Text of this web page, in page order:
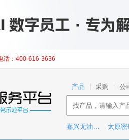
话：400-616-3636
产品 采购 公
嘉兴无油轴承 太原密